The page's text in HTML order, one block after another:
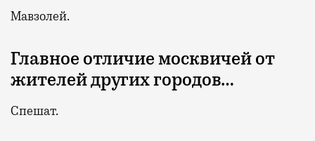
Мавзолей.
Главное отличие москвичей от
жителей других городов…
Спешат.